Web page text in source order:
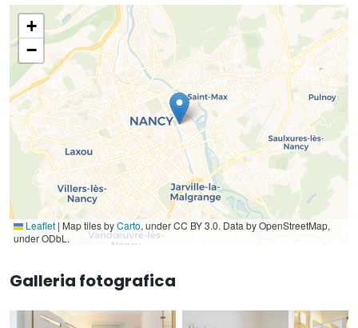
+
−
Leaflet | Map tiles byCarto, under CC BY 3.0. Data by OpenStreetMap,
under ODbL.
Galleria fotografica